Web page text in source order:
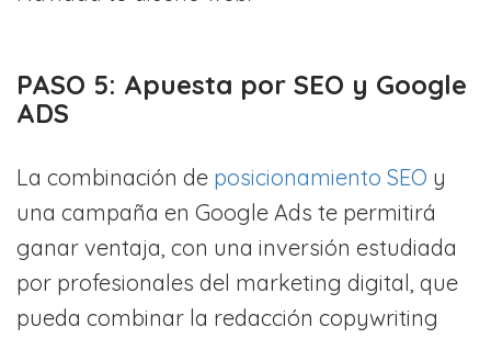
PASO 5: Apuesta por SEO y Google
ADS
La combinación de posicionamiento SEO y
una campaña en Google Ads te permitirá
ganar ventaja, con una inversión estudiada
por profesionales del marketing digital, que
pueda combinar la redacción copywriting